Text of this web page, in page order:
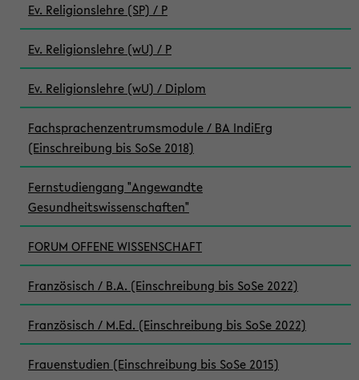
Ev. Religionslehre (SP) / P
Ev. Religionslehre (wU) / P
Ev. Religionslehre (wU) / Diplom
Fachsprachenzentrumsmodule / BA IndiErg
(Einschreibung bis SoSe 2018)
Fernstudiengang "Angewandte
Gesundheitswissenschaften"
FORUM OFFENE WISSENSCHAFT
Französisch / B.A. (Einschreibung bis SoSe 2022)
Französisch / M.Ed. (Einschreibung bis SoSe 2022)
Frauenstudien (Einschreibung bis SoSe 2015)